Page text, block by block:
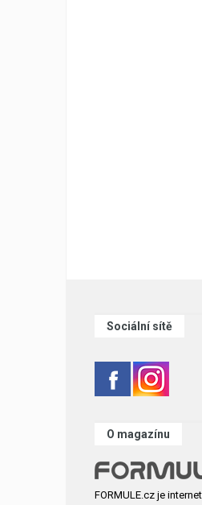
Sociální sítě
O magazínu
FORMULE.cz je